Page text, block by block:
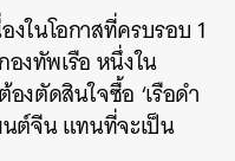
งในโอกาสที่ครบรอบ 1
องทัพเรือ หนึ่งใน
งตัดสินใจซื้อ ‘เรือดำ
นต์จีน แทนที่จะเป็น